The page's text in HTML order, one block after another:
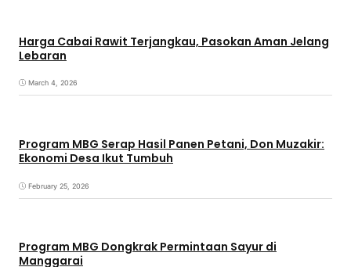
Harga Cabai Rawit Terjangkau, Pasokan Aman Jelang
Lebaran
March 4, 2026
Program MBG Serap Hasil Panen Petani, Don Muzakir:
Ekonomi Desa Ikut Tumbuh
February 25, 2026
Program MBG Dongkrak Permintaan Sayur di
Manggarai